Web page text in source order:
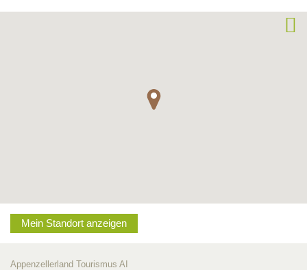
Mein Standort anzeigen
Appenzellerland Tourismus AI